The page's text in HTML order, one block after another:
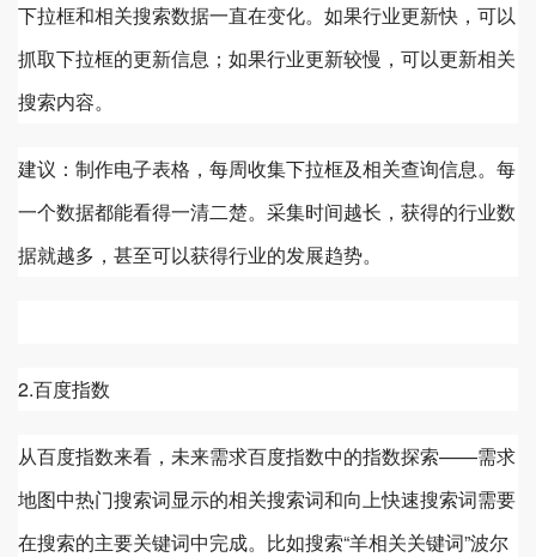
下拉框和相关搜索数据一直在变化。如果行业更新快，可以
抓取下拉框的更新信息；如果行业更新较慢，可以更新相关
搜索内容。
建议：制作电子表格，每周收集下拉框及相关查询信息。每
一个数据都能看得一清二楚。采集时间越长，获得的行业数
据就越多，甚至可以获得行业的发展趋势。
2.百度指数
从百度指数来看，未来需求百度指数中的指数探索——需求
地图中热门搜索词显示的相关搜索词和向上快速搜索词需要
在搜索的主要关键词中完成。比如搜索“羊相关关键词”波尔